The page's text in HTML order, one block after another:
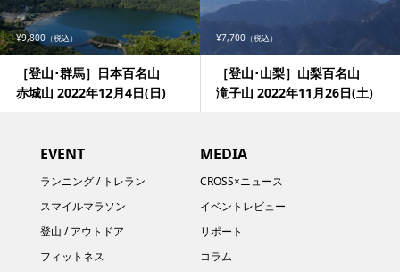
¥9,800 （税込）
［登山･群馬］日本百名山
赤城山 2022年12月4日(日)
¥7,700 （税込）
［登山･山梨］山梨百名山
滝子山 2022年11月26日(土)
EVENT
ランニング / トレラン
スマイルマラソン
登山 / アウトドア
フィットネス
MEDIA
CROSS×ニュース
イベントレビュー
リポート
コラム